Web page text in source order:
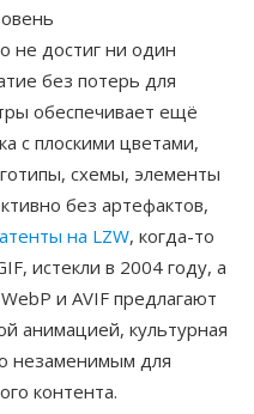
не достиг ни один
без потерь для
обеспечивает ещё
с плоскими цветами,
схемы, элементы
без артефактов,
на LZW, когда-то
истекли в 2004 году, а
и AVIF предлагают
анимацией, культурная
незаменимым для
контента.